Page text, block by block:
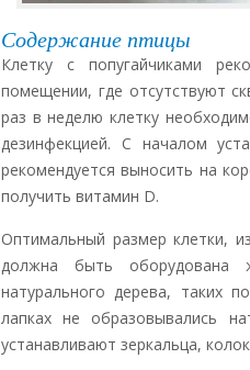
Содержание птицы
Клетку с попугайчиками
помещении, где отсутствуют
раз в неделю клетку
дезинфекцией. С началом
рекомендуется выносить на
получить витамин D.
Оптимальный размер клетки,
должна быть оборудована
натурального дерева, таких
лапках не образовывались
устанавливают зеркальца,